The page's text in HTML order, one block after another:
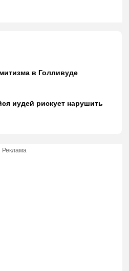
в Голливуде
иудей рискует нарушить
Реклама